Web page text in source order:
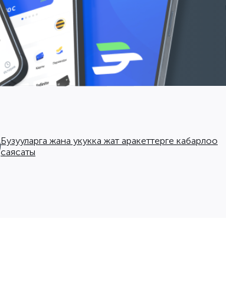
Бузууларга жана укукка жат аракеттерге кабарлоо
саясаты